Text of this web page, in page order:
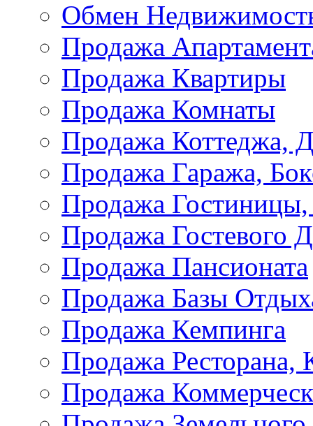
Обмен
Продажа
Продажа Квартиры
Продажа Комнаты
Продажа Коттеджа,
Продажа Гаража,
Продажа
Продажа Гостевого
Продажа Пансионата
Продажа Базы
Продажа Кемпинга
Продажа Ресторана,
Продажа